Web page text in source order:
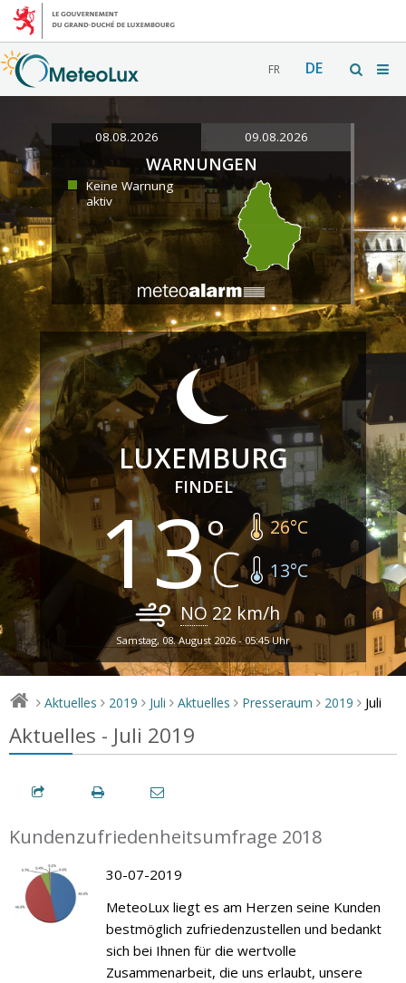
FR DE
08.08.2026 09.08.2026
WARNUNGEN
Keine Warnung
aktiv
LUXEMBURG
FINDEL
13 26°C
13°C
NO 22 km/h
Samstag, 08. August 2026 - 05:45 Uhr
> Aktuelles > 2019 > Juli > Aktuelles > Presseraum > 2019 > Juli
Aktuelles - Juli 2019
Kundenzufriedenheitsumfrage 2018
30-07-2019
MeteoLux liegt es am Herzen seine Kunden
bestmöglich zufriedenzustellen und bedankt
sich bei Ihnen für die wertvolle
Zusammenarbeit, die uns erlaubt, unsere